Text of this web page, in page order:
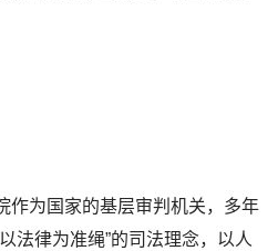
作为国家的基层审判机关，多年
法律为准绳”的司法理念，以人